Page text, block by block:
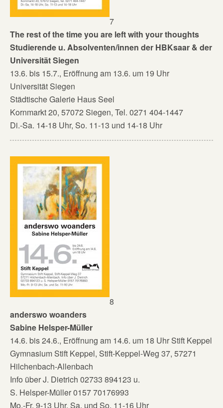
7
The rest of the time you are left with your thoughts
Studierende u. Absolventen/innen der HBKsaar & der
Universität Siegen
13.6. bis 15.7., Eröffnung am 13.6. um 19 Uhr
Universität Siegen
Städtische Galerie Haus Seel
Kornmarkt 20, 57072 Siegen, Tel. 0271 404-1447
Di.-Sa. 14-18 Uhr, So. 11-13 und 14-18 Uhr
8
anderswo woanders
Sabine Helsper-Müller
14.6. bis 24.6., Eröffnung am 14.6. um 18 Uhr Stift Keppel
Gymnasium Stift Keppel, Stift-Keppel-Weg 37, 57271
Hilchenbach-Allenbach
Info über J. Dietrich 02733 894123 u.
S. Helsper-Müller 0157 70176993
Mo.-Fr. 9-13 Uhr, Sa. und So. 11-16 Uhr